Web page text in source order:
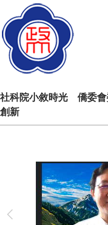
社科院小敘時光 僑委會
創新